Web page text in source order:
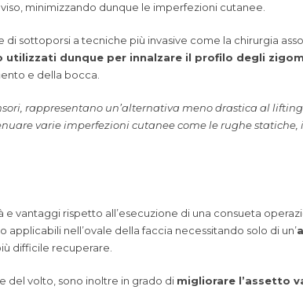
minimizzando dunque le imperfezioni cutanee.
sottoporsi a tecniche più invasive come la chirurgia
utilizzati dunque per innalzare il profilo degli
e della bocca.
rappresentano un’alternativa meno drastica al
varie imperfezioni cutanee come le rughe statiche,
vantaggi rispetto all’esecuzione di una consueta
nell’ovale della faccia necessitando solo di un’
difficile recuperare.
del volto, sono inoltre in grado di migliorare l’assetto